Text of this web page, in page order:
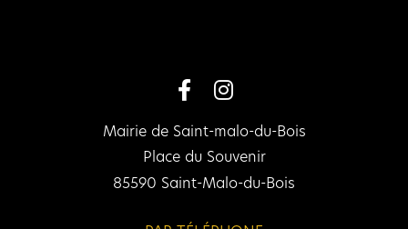
Mairie de Saint-malo-du-Bois
Place du Souvenir
85590 Saint-Malo-du-Bois